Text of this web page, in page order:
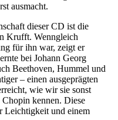
ausmacht.
dieser CD ist die
Krufft. Wenngleich
für ihn war, zeigt er
bei Johann Georg
Beethoven, Hummel und
– einen ausgeprägten
wie wir sie sonst
kennen. Diese
Leichtigkeit und einem